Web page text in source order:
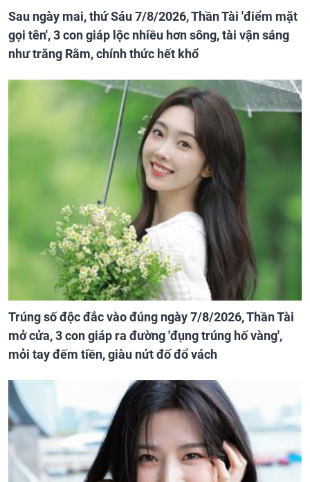
Sau ngày mai, thứ Sáu 7/8/2026, Thần Tài 'điểm mặt
gọi tên', 3 con giáp lộc nhiều hơn sông, tài vận sáng
như trăng Rằm, chính thức hết khổ
Trúng số độc đắc vào đúng ngày 7/8/2026, Thần Tài
mở cửa, 3 con giáp ra đường 'đụng trúng hố vàng',
mỏi tay đếm tiền, giàu nứt đố đổ vách